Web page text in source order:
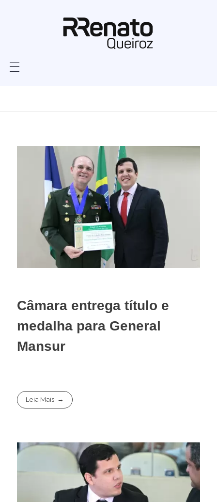
Monthly Archives:
novembro 2016
Câmara entrega título e
medalha para General
Mansur
Leia Mais